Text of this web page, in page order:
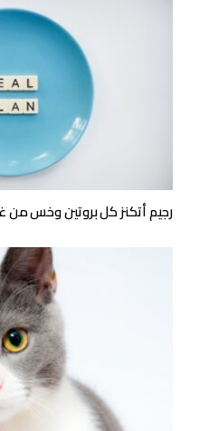
رجيم أتكنز كل بروتين وخس من